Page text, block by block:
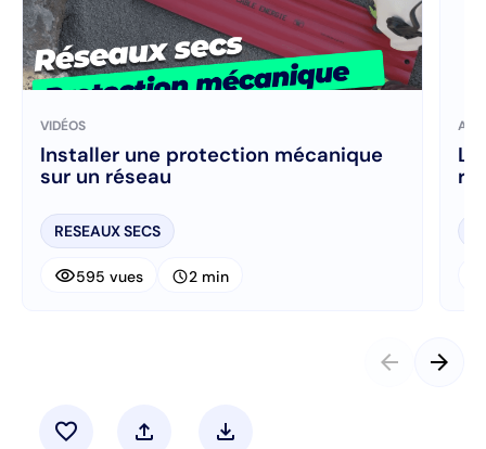
VIDÉOS
Installer une protection mécanique
sur un réseau
RESEAUX SECS
visibility595 vues schedule2 min
arrow_back arrow_forward
favorite upload download